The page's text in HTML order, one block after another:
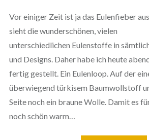
Vor einiger Zeit ist ja das Eulenfieber
sieht die wunderschönen, vielen
unterschiedlichen Eulenstoffe in
und Designs. Daher habe ich heute
fertig gestellt. Ein Eulenloop. Auf der
überwiegend türkisem Baumwollstoff
Seite noch ein braune Wolle. Damit es
noch schön warm…